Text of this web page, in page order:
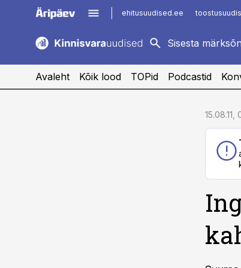
ehitusuudised.ee
kaubandus.ee
logistikauudised.ee
imelineajalugu.ee
Avaleht Kõik lood TOPid Podcastid
15.08.11,